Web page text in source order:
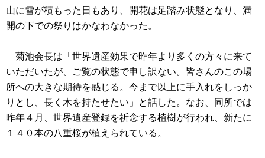
山に雪が積もった日もあり、開花は足踏み状態となり、満
開の下での祭りはかなわなかった。
菊池会長は「世界遺産効果で昨年より多くの方々に来て
いただいたが、ご覧の状態で申し訳ない。皆さんのこの場
所への大きな期待を感じる。今まで以上に手入れをしっか
りとし、長く木を持たせたい」と話した。なお、同所では
昨年４月、世界遺産登録を祈念する植樹が行われ、新たに
１４０本の八重桜が植えられている。